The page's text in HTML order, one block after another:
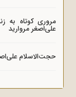
مروری کوتاه به
علی‌اصغر مروارید
حجت‌الاسلام علی‌اصغر